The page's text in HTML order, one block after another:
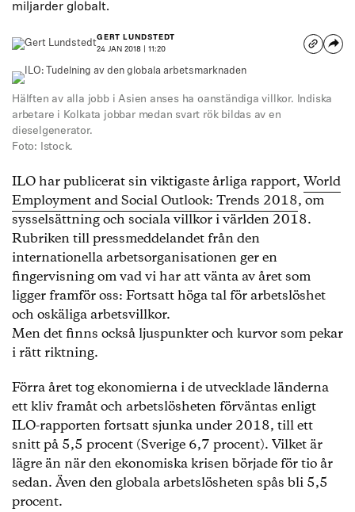
miljarder globalt.
GERT LUNDSTEDT
24 JAN 2018 | 11:20
Hälften av alla jobb i Asien anses ha oanständiga villkor. Indiska
arbetare i Kolkata jobbar medan svart rök bildas av en
dieselgenerator.
Foto: Istock.
ILO har publicerat sin viktigaste årliga rapport, World
Employment and Social Outlook: Trends 2018, om
sysselsättning och sociala villkor i världen 2018.
Rubriken till pressmeddelandet från den
internationella arbetsorganisationen ger en
fingervisning om vad vi har att vänta av året som
ligger framför oss: Fortsatt höga tal för arbetslöshet
och oskäliga arbetsvillkor.
Men det finns också ljuspunkter och kurvor som pekar
i rätt riktning.
Förra året tog ekonomierna i de utvecklade länderna
ett kliv framåt och arbetslösheten förväntas enligt
ILO-rapporten fortsatt sjunka under 2018, till ett
snitt på 5,5 procent (Sverige 6,7 procent). Vilket är
lägre än när den ekonomiska krisen började för tio år
sedan. Även den globala arbetslösheten spås bli 5,5
procent.